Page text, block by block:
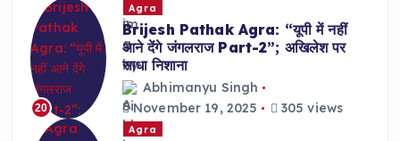
20
Agra
Brijesh Pathak Agra: “यूपी में नहीं
आने देंगे जंगलराज Part-2”; अखिलेश पर
साधा निशाना
Abhimanyu Singh
November 19, 2025
305 views
Agra